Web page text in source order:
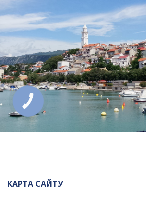
КАРТА САЙТУ
КНОПКА
ЗВ'ЯЗКУ